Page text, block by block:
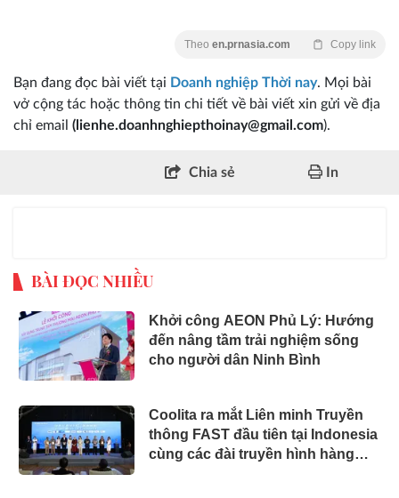
Theo en.prnasia.com Copy link
Bạn đang đọc bài viết tại Doanh nghiệp Thời nay. Mọi bài
vở cộng tác hoặc thông tin chi tiết về bài viết xin gửi về địa
chỉ email (lienhe.doanhnghiepthoinay@gmail.com).
Chia sẻ In
BÀI ĐỌC NHIỀU
Khởi công AEON Phủ Lý: Hướng
đến nâng tầm trải nghiệm sống
cho người dân Ninh Bình
Coolita ra mắt Liên minh Truyền
thông FAST đầu tiên tại Indonesia
cùng các đài truyền hình hàng